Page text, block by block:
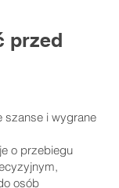
przed
szanse i wygrane
o przebiegu
osób